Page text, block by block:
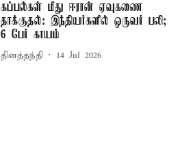
கப்பல்கள் மீது ஈரான் ஏவுகணை
தாக்குதல்: இந்தியர்களில் ஒருவர் பலி;
6 பேர் காயம்
தினத்தந்தி 14 Jul 2026